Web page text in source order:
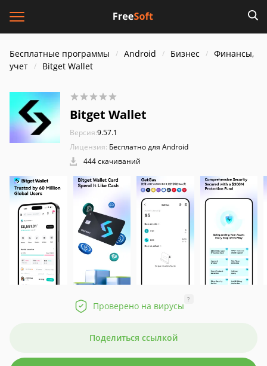
Бесплатные программы Android Бизнес
Финансы,
учет
Bitget Wallet
Bitget Wallet
Версия:9.57.1
Лицензия: Бесплатно для Android
444 скачиваний
Проверено на вирусы
?
Поделиться ссылкой